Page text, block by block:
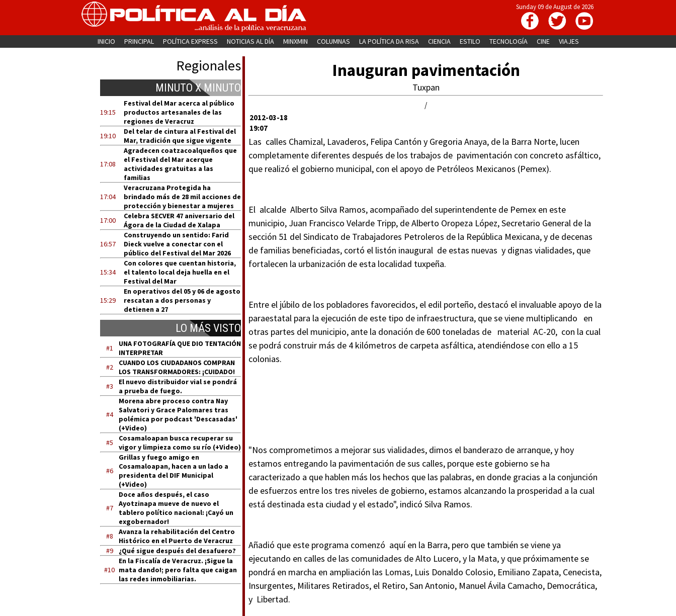
Sunday 09 de August de 2026
INICIO PRINCIPAL POLÍTICA EXPRESS NOTICIAS AL DÍA MINXMIN COLUMNAS LA POLÍTICA DA RISA CIENCIA ESTILO TECNOLOGÍA CINE VIAJES
Regionales
MINUTO X MINUTO
19:15
Festival del Mar acerca al público
productos artesanales de las
regiones de Veracruz
19:10
Del telar de cintura al Festival del
Mar, tradición que sigue vigente
17:08
Agradecen coatzacoalqueños que
el Festival del Mar acerque
actividades gratuitas a las
familias
17:04
Veracruzana Protegida ha
brindado más de 28 mil acciones de
protección y bienestar a mujeres
17:00
Celebra SECVER 47 aniversario del
Ágora de la Ciudad de Xalapa
16:57
Construyendo un sentido: Farid
Dieck vuelve a conectar con el
público del Festival del Mar 2026
15:34
Con colores que cuentan historia,
el talento local deja huella en el
Festival del Mar
15:29
En operativos del 05 y 06 de agosto
rescatan a dos personas y
detienen a 27
LO MÁS VISTO
#1
UNA FOTOGRAFÍA QUE DIO TENTACIÓN
INTERPRETAR
#2
CUANDO LOS CIUDADANOS COMPRAN
LOS TRANSFORMADORES: ¡CUIDADO!
#3
El nuevo distribuidor vial se pondrá
a prueba de fuego.
#4
Morena abre proceso contra Nay
Salvatori y Grace Palomares tras
polémica por podcast 'Descasadas'
(+Video)
#5
Cosamaloapan busca recuperar su
vigor y limpieza como su río (+Video)
#6
Grillas y fuego amigo en
Cosamaloapan, hacen a un lado a
presidenta del DIF Municipal
(+Video)
#7
Doce años después, el caso
Ayotzinapa mueve de nuevo el
tablero político nacional: ¡Cayó un
exgobernador!
#8
Avanza la rehabilitación del Centro
Histórico en el Puerto de Veracruz
#9
¿Qué sigue después del desafuero?
#10
En la Fiscalía de Veracruz. ¡Sigue la
mata dando!; pero falta que caigan
las redes inmobiliarias.
Inauguran pavimentación
Tuxpan
/
2012-03-18
19:07
Las calles Chamizal, Lavaderos, Felipa Cantón y Gregoria Anaya, de la Barra Norte, lucen
completamente diferentes después de los trabajos de pavimentación con concreto asfáltico,
que realizó el gobierno municipal, con el apoyo de Petróleos Mexicanos (Pemex).
El alcalde Alberto Silva Ramos, acompañado del superintendente de Pemex en este
municipio, Juan Francisco Velarde Tripp, de Alberto Oropeza López, Secretario General de la
sección 51 del Sindicato de Trabajadores Petroleros de la República Mexicana, y de decenas
de familias beneficiadas, cortó el listón inaugural de estas nuevas y dignas vialidades, que
fortalecen la urbanización de esta localidad tuxpeña.
Entre el júbilo de los pobladores favorecidos, el edil porteño, destacó el invaluable apoyo de la
paraestatal para la ejecución de este tipo de infraestructura, que se viene multiplicando en
otras partes del municipio, ante la donación de 600 toneladas de material AC-20, con la cual
se podrá construir más de 4 kilómetros de carpeta asfáltica, atendiéndose con ello a 15
colonias.
"Nos comprometimos a mejorar sus vialidades, dimos el banderazo de arranque, y hoy
estamos entregando la pavimentación de sus calles, porque este gobierno se ha
caracterizado a que hablen más los hechos que las palabras, en donde gracias a la conjunción
de esfuerzos entre los tres niveles de gobierno, estamos alcanzando la prosperidad a la cual
está destinada esta ciudad y el estado", indicó Silva Ramos.
Añadió que este programa comenzó aquí en la Barra, pero que también se viene ya
ejecutando en calles de las comunidades de Alto Lucero, y la Mata, y que próximamente se
pondrá en marcha en ampliación las Lomas, Luis Donaldo Colosio, Emiliano Zapata, Cenecista,
Insurgentes, Militares Retirados, el Retiro, San Antonio, Manuel Ávila Camacho, Democrática,
y Libertad.